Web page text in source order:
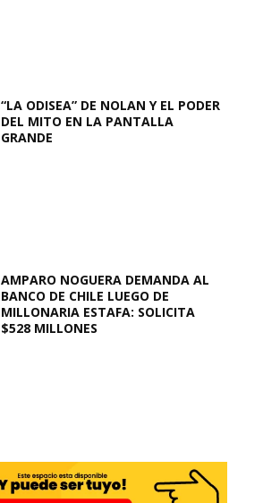
“LA ODISEA” DE NOLAN Y EL PODER
DEL MITO EN LA PANTALLA
GRANDE
AMPARO NOGUERA DEMANDA AL
BANCO DE CHILE LUEGO DE
MILLONARIA ESTAFA: SOLICITA
$528 MILLONES